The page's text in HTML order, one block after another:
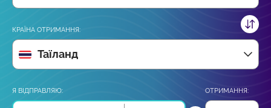
КРАЇНА ОТРИМАННЯ:
Таїланд
Я ВІДПРАВЛЯЮ: ОТРИМАННЯ: